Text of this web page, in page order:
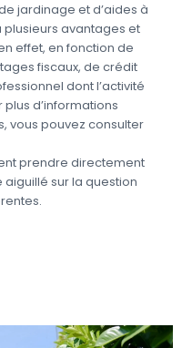
jardinage et d’aides à
avantages et
effet, en fonction de
fiscaux, de crédit
dont l’activité
d’informations
vous pouvez consulter
prendre directement
sur la question